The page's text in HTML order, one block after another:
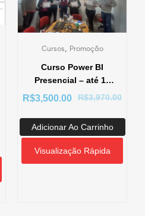
Cursos Promoção
Curso Power BI
Presencial – até 14
Alunos – In Company
Empresa
R$3,970.00
R$3,500.00
Adicionar Ao Carrinho
Visualização Rápida